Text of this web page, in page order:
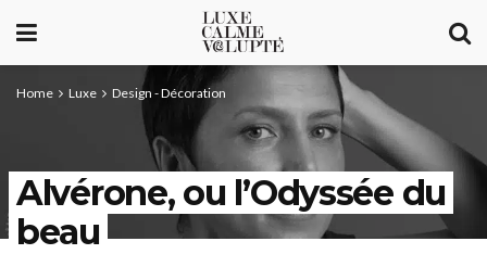
Home Luxe Design - Décoration
Alvérone, ou l’Odyssée du
beau